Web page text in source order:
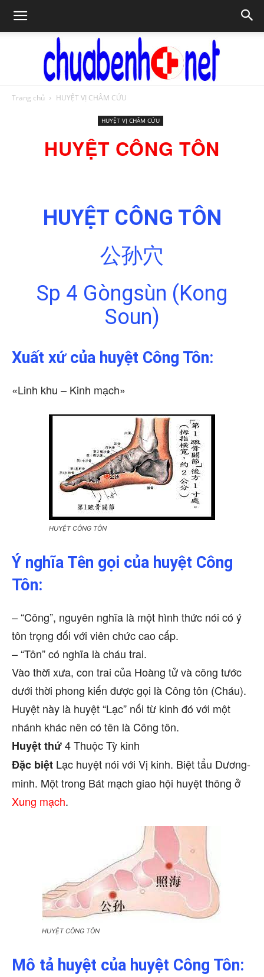
NET
Trang chủ HUYỆT VỊ CHÂM CỨU
HUYỆT VỊ CHÂM CỨU
HUYỆT CÔNG TÔN
HUYỆT CÔNG TÔN
公孙穴
Sp 4 Gòngsùn (Kong
Soun)
Xuất xứ của huyệt Công Tôn:
«Linh khu – Kinh mạch»
HUYỆT CÔNG TÔN
Ý nghĩa Tên gọi của huyệt Công
Tôn:
– “Công”, nguyên nghĩa là một hình thức nói có ý
tôn trọng đối với viên chức cao cấp.
– “Tôn” có nghĩa là cháu trai.
Vào thời xưa, con trai của Hoàng tử và công tước
dưới thời phong kiến được gọi là Công tôn (Cháu).
Huyệt này là huyệt “Lạc” nối từ kinh đó với một
nhánh khác nên có tên là Công tôn.
Huyệt thứ4 Thuộc Tỳ kinh
Đặc biệt Lạc huyệt nói với Vị kinh. Biệt tẩu Dương-
minh. Một trong Bát mạch giao hội huyệt thông ở
Xung mạch.
HUYỆT CÔNG TÔN
Mô tả huyệt của huyệt Công Tôn: